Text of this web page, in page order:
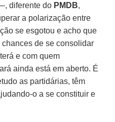
diferente do PMDB,
a polarização entre
se esgotou e acho que
de se consolidar
e com quem
ainda está em aberto. É
as partidárias, têm
o a se constituir e